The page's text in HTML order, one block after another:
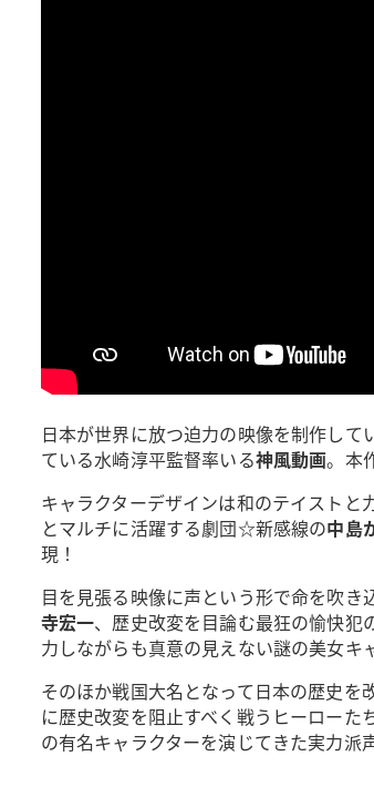
日本が世界に放つ迫力の映像を制作し
ている水崎淳平監督率いる神風動画。本
キャラクターデザインは和のテイスト
とマルチに活躍する劇団☆新感線の中島
現！
目を見張る映像に声という形で命を吹
寺宏一、歴史改変を目論む最狂の愉快犯
力しながらも真意の見えない謎の美女キ
そのほか戦国大名となって日本の歴史
に歴史改変を阻止すべく戦うヒーローた
の有名キャラクターを演じてきた実力派